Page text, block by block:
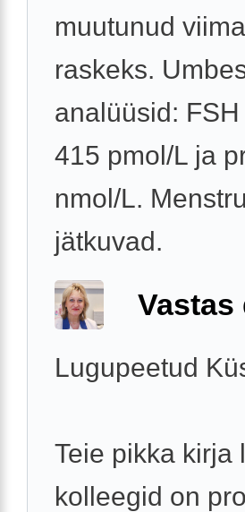
muutunud
raskeks.
analüüsid:
415 pmol/L ja
nmol/L.
jätkuvad.
Vastas
Lugupeetud
Teie pikka kirja
kolleegid on